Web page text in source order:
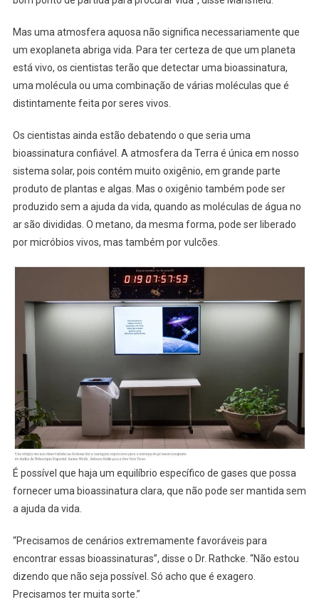
Mas uma atmosfera aquosa não significa necessariamente que
um exoplaneta abriga vida. Para ter certeza de que um planeta
está vivo, os cientistas terão que detectar uma bioassinatura,
uma molécula ou uma combinação de várias moléculas que é
distintamente feita por seres vivos.
Os cientistas ainda estão debatendo o que seria uma
bioassinatura confiável. A atmosfera da Terra é única em nosso
sistema solar, pois contém muito oxigênio, em grande parte
produto de plantas e algas. Mas o oxigênio também pode ser
produzido sem a ajuda da vida, quando as moléculas de água no
ar são divididas. O metano, da mesma forma, pode ser liberado
por micróbios vivos, mas também por vulcões.
É possível que haja um equilíbrio específico de gases que possa
fornecer uma bioassinatura clara, que não pode ser mantida sem
a ajuda da vida.
“Precisamos de cenários extremamente favoráveis para
encontrar essas bioassinaturas”, disse o Dr. Rathcke. “Não estou
dizendo que não seja possível. Só acho que é exagero.
Precisamos ter muita sorte.”